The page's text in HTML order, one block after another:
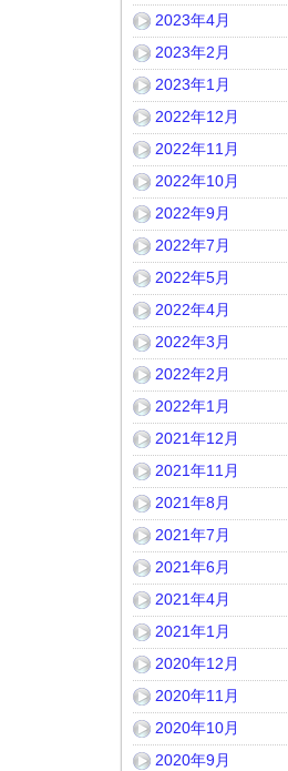
2023年4月
2023年2月
2023年1月
2022年12月
2022年11月
2022年10月
2022年9月
2022年7月
2022年5月
2022年4月
2022年3月
2022年2月
2022年1月
2021年12月
2021年11月
2021年8月
2021年7月
2021年6月
2021年4月
2021年1月
2020年12月
2020年11月
2020年10月
2020年9月